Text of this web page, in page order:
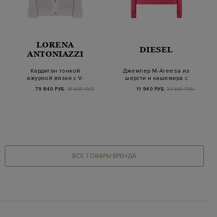
LORENA
ANTONIAZZI
Кардиган тонкой
ажурной вязки с V-
79 840 РУБ. 99 800 РУБ.
DIESEL
Джемпер M-Areesa из
шерсти и кашемира с
11 940 РУБ. 39 800 РУБ.
ВСЕ ТОВАРЫ БРЕНДА